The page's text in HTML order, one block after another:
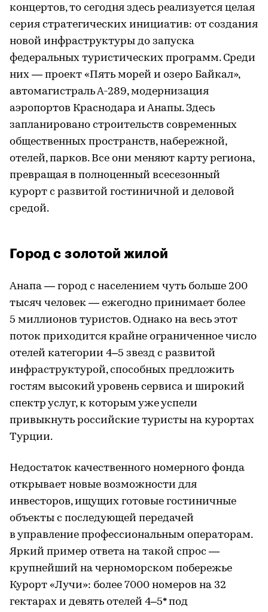
концертов, то сегодня здесь реализуется целая
серия стратегических инициатив: от создания
новой инфраструктуры до запуска
федеральных туристических программ. Среди
них — проект «Пять морей и озеро Байкал»,
автомагистраль А-289, модернизация
аэропортов Краснодара и Анапы. Здесь
запланировано строительств современных
общественных пространств, набережной,
отелей, парков. Все они меняют карту региона,
превращая в полноценный всесезонный
курорт с развитой гостиничной и деловой
средой.
Город с золотой жилой
Анапа — город с населением чуть больше 200
тысяч человек — ежегодно принимает более
5 миллионов туристов. Однако на весь этот
поток приходится крайне ограниченное число
отелей категории 4–5 звезд с развитой
инфраструктурой, способных предложить
гостям высокий уровень сервиса и широкий
спектр услуг, к которым уже успели
привыкнуть российские туристы на курортах
Турции.
Недостаток качественного номерного фонда
открывает новые возможности для
инвесторов, ищущих готовые гостиничные
объекты с последующей передачей
в управление профессиональным операторам.
Яркий пример ответа на такой спрос —
крупнейший на черноморском побережье
Курорт «Лучи»: более 7000 номеров на 32
гектарах и девять отелей 4–5* под